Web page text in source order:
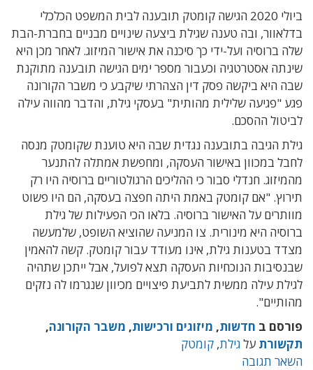
ביולי 2020 הגישה קומטק תובענה לבית המשפט הכלכלי
בדלאוור, ובה טענה שגילת ביצעה שינויים מבניים בחברת-הבת
שלה ברוסיה ועל-ידי כך סיכנה את אישור המיזוג. לאחר מכן היא
שינתה אסטרטגיה וכעבור מספר ימים הגישה תובענה מתוקנת
שבה היא ביקשה פסק דין הצהרתי שיקבע כי משבר הקורונה
פגע "פגיעה שלילית מהותית" בעסקי גילת, והדבר מהווה עילה
לביטול ההסכם.
גילת הגיבה בתובענה נגדית שבה היא טוענת שקומטק מנסה
לחבל במכוון באישור העסקה, ומחפשת אמתלה להתנער
מהמיזוג. חנדלי סבור כי ההליכים הרגולטוריים ברוסיה היו רק
תירוץ. "אם קומטק באמת היתה חפצה בעסקה, הם היו פשוט
מוותרים על האישור ברוסיה. בלאו הכי הפעילות של גילת
ברוסיה היא מינורית. צו המניעה שהוציא השופט, שלמעשה
מצדד בטענות גילת, אינו מעודד עבור קומטק. קשה להאמין
שבנסיבות הנוכחיות העסקה תצא לפועל, אבל ייתכן שתהיה
לגילת עילה ממשית לתביעת פיצויים מכיוון שנגרמו לה נזקים
מהותיים".
פורסם ב חדשות, מיזוגים ורכישות, משבר הקורונה,
תקשורת עלגילת, קומטק
השאר תגובה